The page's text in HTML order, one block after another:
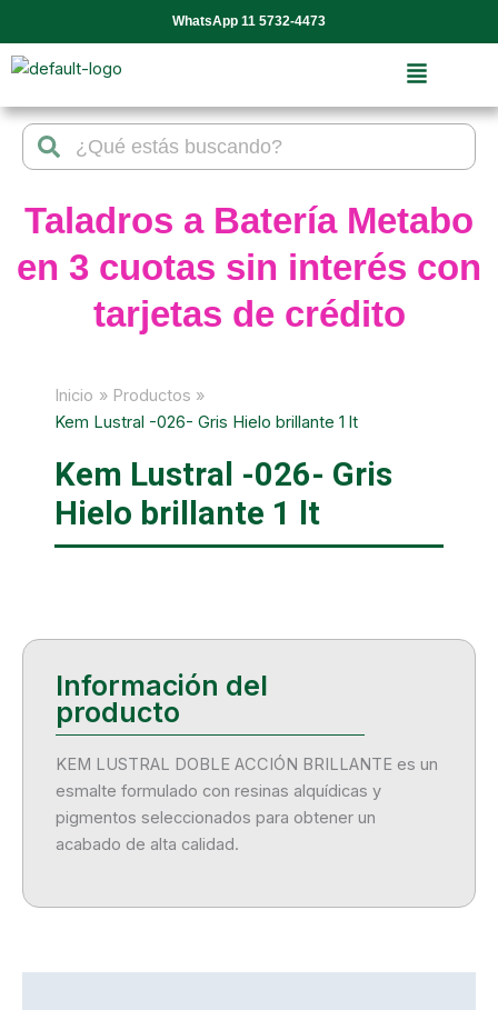
al
contenido
WhatsApp 11 5732-4473
Search Search
Taladros a Batería Metabo
en 3 cuotas sin interés con
tarjetas de crédito
Inicio
Productos
Kem Lustral -026- Gris Hielo brillante 1 lt
Kem Lustral -026- Gris
Hielo brillante 1 lt
KEM LUSTRAL DOBLE ACCIÓN BRILLANTE es un
esmalte formulado con resinas alquídicas y
pigmentos seleccionados para obtener un
acabado de alta calidad.